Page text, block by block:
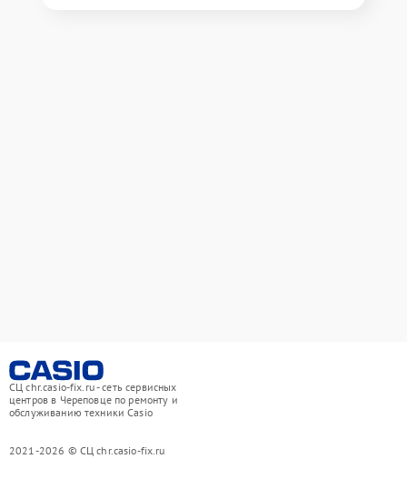
СЦ chr.casio-fix.ru - сеть сервисных
центров в Череповце по ремонту и
обслуживанию техники Casio
2021-2026 © СЦ chr.casio-fix.ru